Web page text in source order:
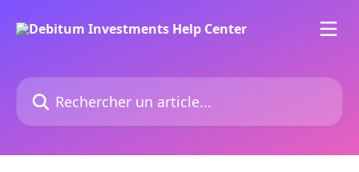
Rechercher un article...